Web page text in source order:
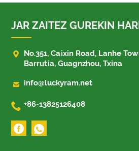
JAR ZAITEZ GUREKIN

No.351, Caixin Road, Lanhe
Barrutia, Guagnzhou, Txina
 info@luckyram.net
 +86-13825126408